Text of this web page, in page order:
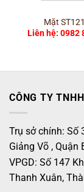
Mặt
Liên hệ: 0982
CÔNG TY
Trụ sở chính: Số
Giảng Võ , Quận
VPGD: Số 147
Thanh Xuân,